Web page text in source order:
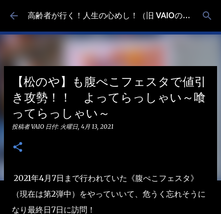
スキップしてメイン コンテンツに移動 高齢者が行く！人生の心めし！（旧 VAIOの食べ歩き）
【松のや】も腹ぺこフェスタで値引
き攻勢！！ よってらっしゃい～喰
ってらっしゃい～
投稿者VAIO 日付: 火曜日, 4月 13, 2021
2021年4月7日まで行われていた《腹ぺこフェスタ》
（現在は第2弾中）をやっていいて、危うく忘れそうに
なり最終日7日に訪問！